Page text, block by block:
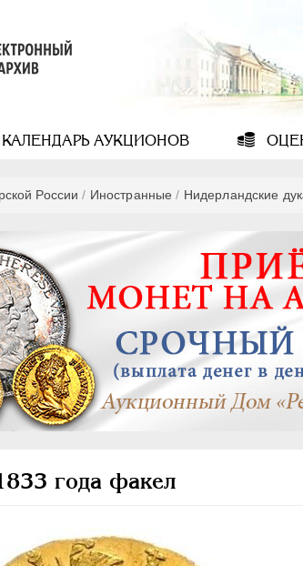
КАЛЕНДАРЬАУКЦИОНОВ
России / Иностранные / Нидерландские
года факел